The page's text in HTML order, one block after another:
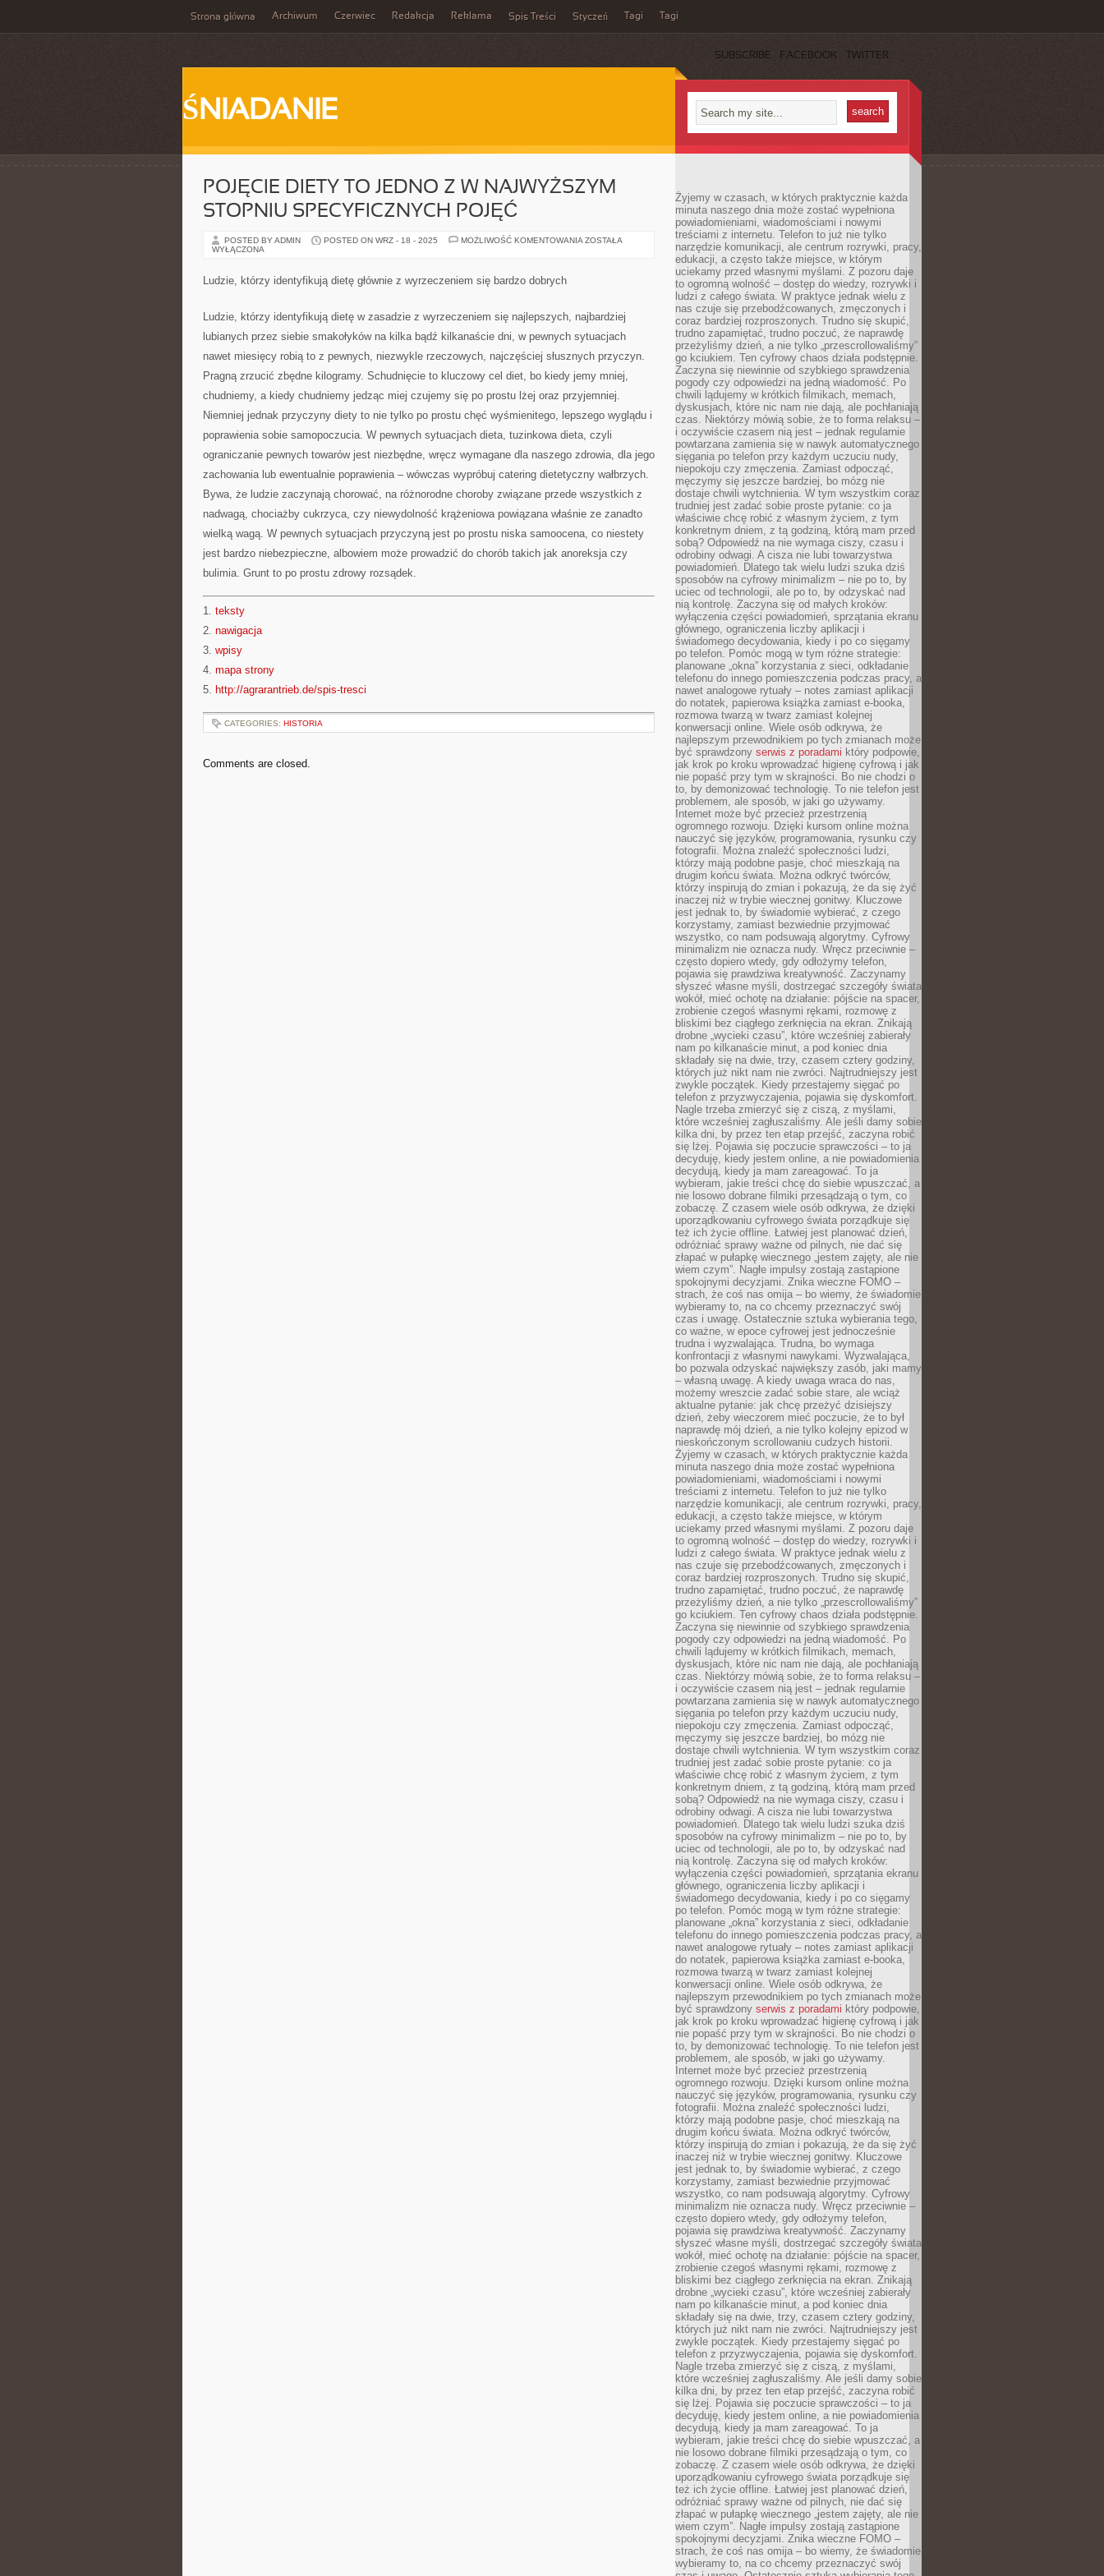
Strona główna Archiwum Czerwiec Redakcja Reklama Spis Treści Styczeń Tagi Tagi
SUBSCRIBE FACEBOOK TWITTER
ŚNIADANIE
POJĘCIE DIETY TO JEDNO Z W NAJWYŻSZYM
STOPNIU SPECYFICZNYCH POJĘĆ
POSTED BY ADMIN POSTED ON WRZ - 18 - 2025 MOŻLIWOŚĆ KOMENTOWANIA POJĘCIE
SPECYFICZNYCH
POJĘĆ
ZOSTAŁA
WYŁĄCZONA
Ludzie, którzy identyfikują dietę głównie z wyrzeczeniem się bardzo dobrych
Ludzie, którzy identyfikują dietę w zasadzie z wyrzeczeniem się najlepszych, najbardziej
lubianych przez siebie smakołyków na kilka bądź kilkanaście dni, w pewnych sytuacjach
nawet miesięcy robią to z pewnych, niezwykle rzeczowych, najczęściej słusznych przyczyn.
Pragną zrzucić zbędne kilogramy. Schudnięcie to kluczowy cel diet, bo kiedy jemy mniej,
chudniemy, a kiedy chudniemy jedząc miej czujemy się po prostu lżej oraz przyjemniej.
Niemniej jednak przyczyny diety to nie tylko po prostu chęć wyśmienitego, lepszego wyglądu i
poprawienia sobie samopoczucia. W pewnych sytuacjach dieta, tuzinkowa dieta, czyli
ograniczanie pewnych towarów jest niezbędne, wręcz wymagane dla naszego zdrowia, dla jego
zachowania lub ewentualnie poprawienia – wówczas wypróbuj catering dietetyczny wałbrzych.
Bywa, że ludzie zaczynają chorować, na różnorodne choroby związane przede wszystkich z
nadwagą, chociażby cukrzyca, czy niewydolność krążeniowa powiązana właśnie ze zanadto
wielką wagą. W pewnych sytuacjach przyczyną jest po prostu niska samoocena, co niestety
jest bardzo niebezpieczne, albowiem może prowadzić do chorób takich jak anoreksja czy
bulimia. Grunt to po prostu zdrowy rozsądek.
1. teksty
2. nawigacja
3. wpisy
4. mapa strony
5. http://agrarantrieb.de/spis-tresci
CATEGORIES: HISTORIA
Comments are closed.
Żyjemy w czasach, w których praktycznie każda
minuta naszego dnia może zostać wypełniona
powiadomieniami, wiadomościami i nowymi
treściami z internetu. Telefon to już nie tylko
narzędzie komunikacji, ale centrum rozrywki, pracy,
edukacji, a często także miejsce, w którym
uciekamy przed własnymi myślami. Z pozoru daje
to ogromną wolność – dostęp do wiedzy, rozrywki i
ludzi z całego świata. W praktyce jednak wielu z
nas czuje się przebodźcowanych, zmęczonych i
coraz bardziej rozproszonych. Trudno się skupić,
trudno zapamiętać, trudno poczuć, że naprawdę
przeżyliśmy dzień, a nie tylko „przescrollowaliśmy”
go kciukiem. Ten cyfrowy chaos działa podstępnie.
Zaczyna się niewinnie od szybkiego sprawdzenia
pogody czy odpowiedzi na jedną wiadomość. Po
chwili lądujemy w krótkich filmikach, memach,
dyskusjach, które nic nam nie dają, ale pochłaniają
czas. Niektórzy mówią sobie, że to forma relaksu –
i oczywiście czasem nią jest – jednak regularnie
powtarzana zamienia się w nawyk automatycznego
sięgania po telefon przy każdym uczuciu nudy,
niepokoju czy zmęczenia. Zamiast odpocząć,
męczymy się jeszcze bardziej, bo mózg nie
dostaje chwili wytchnienia. W tym wszystkim coraz
trudniej jest zadać sobie proste pytanie: co ja
właściwie chcę robić z własnym życiem, z tym
konkretnym dniem, z tą godziną, którą mam przed
sobą? Odpowiedź na nie wymaga ciszy, czasu i
odrobiny odwagi. A cisza nie lubi towarzystwa
powiadomień. Dlatego tak wielu ludzi szuka dziś
sposobów na cyfrowy minimalizm – nie po to, by
uciec od technologii, ale po to, by odzyskać nad
nią kontrolę. Zaczyna się od małych kroków:
wyłączenia części powiadomień, sprzątania ekranu
głównego, ograniczenia liczby aplikacji i
świadomego decydowania, kiedy i po co sięgamy
po telefon. Pomóc mogą w tym różne strategie:
planowane „okna” korzystania z sieci, odkładanie
telefonu do innego pomieszczenia podczas pracy, a
nawet analogowe rytuały – notes zamiast aplikacji
do notatek, papierowa książka zamiast e-booka,
rozmowa twarzą w twarz zamiast kolejnej
konwersacji online. Wiele osób odkrywa, że
najlepszym przewodnikiem po tych zmianach może
być sprawdzony serwis z poradami który podpowie,
jak krok po kroku wprowadzać higienę cyfrową i jak
nie popaść przy tym w skrajności. Bo nie chodzi o
to, by demonizować technologię. To nie telefon jest
problemem, ale sposób, w jaki go używamy.
Internet może być przecież przestrzenią
ogromnego rozwoju. Dzięki kursom online można
nauczyć się języków, programowania, rysunku czy
fotografii. Można znaleźć społeczności ludzi,
którzy mają podobne pasje, choć mieszkają na
drugim końcu świata. Można odkryć twórców,
którzy inspirują do zmian i pokazują, że da się żyć
inaczej niż w trybie wiecznej gonitwy. Kluczowe
jest jednak to, by świadomie wybierać, z czego
korzystamy, zamiast bezwiednie przyjmować
wszystko, co nam podsuwają algorytmy. Cyfrowy
minimalizm nie oznacza nudy. Wręcz przeciwnie –
często dopiero wtedy, gdy odłożymy telefon,
pojawia się prawdziwa kreatywność. Zaczynamy
słyszeć własne myśli, dostrzegać szczegóły świata
wokół, mieć ochotę na działanie: pójście na spacer,
zrobienie czegoś własnymi rękami, rozmowę z
bliskimi bez ciągłego zerknięcia na ekran. Znikają
drobne „wycieki czasu”, które wcześniej zabierały
nam po kilkanaście minut, a pod koniec dnia
składały się na dwie, trzy, czasem cztery godziny,
których już nikt nam nie zwróci. Najtrudniejszy jest
zwykle początek. Kiedy przestajemy sięgać po
telefon z przyzwyczajenia, pojawia się dyskomfort.
Nagle trzeba zmierzyć się z ciszą, z myślami,
które wcześniej zagłuszaliśmy. Ale jeśli damy sobie
kilka dni, by przez ten etap przejść, zaczyna robić
się lżej. Pojawia się poczucie sprawczości – to ja
decyduję, kiedy jestem online, a nie powiadomienia
decydują, kiedy ja mam zareagować. To ja
wybieram, jakie treści chcę do siebie wpuszczać, a
nie losowo dobrane filmiki przesądzają o tym, co
zobaczę. Z czasem wiele osób odkrywa, że dzięki
uporządkowaniu cyfrowego świata porządkuje się
też ich życie offline. Łatwiej jest planować dzień,
odróżniać sprawy ważne od pilnych, nie dać się
złapać w pułapkę wiecznego „jestem zajęty, ale nie
wiem czym”. Nagłe impulsy zostają zastąpione
spokojnymi decyzjami. Znika wieczne FOMO –
strach, że coś nas omija – bo wiemy, że świadomie
wybieramy to, na co chcemy przeznaczyć swój
czas i uwagę. Ostatecznie sztuka wybierania tego,
co ważne, w epoce cyfrowej jest jednocześnie
trudna i wyzwalająca. Trudna, bo wymaga
konfrontacji z własnymi nawykami. Wyzwalająca,
bo pozwala odzyskać największy zasób, jaki mamy
– własną uwagę. A kiedy uwaga wraca do nas,
możemy wreszcie zadać sobie stare, ale wciąż
aktualne pytanie: jak chcę przeżyć dzisiejszy
dzień, żeby wieczorem mieć poczucie, że to był
naprawdę mój dzień, a nie tylko kolejny epizod w
nieskończonym scrollowaniu cudzych historii.
Żyjemy w czasach, w których praktycznie każda
minuta naszego dnia może zostać wypełniona
powiadomieniami, wiadomościami i nowymi
treściami z internetu. Telefon to już nie tylko
narzędzie komunikacji, ale centrum rozrywki, pracy,
edukacji, a często także miejsce, w którym
uciekamy przed własnymi myślami. Z pozoru daje
to ogromną wolność – dostęp do wiedzy, rozrywki i
ludzi z całego świata. W praktyce jednak wielu z
nas czuje się przebodźcowanych, zmęczonych i
coraz bardziej rozproszonych. Trudno się skupić,
trudno zapamiętać, trudno poczuć, że naprawdę
przeżyliśmy dzień, a nie tylko „przescrollowaliśmy”
go kciukiem. Ten cyfrowy chaos działa podstępnie.
Zaczyna się niewinnie od szybkiego sprawdzenia
pogody czy odpowiedzi na jedną wiadomość. Po
chwili lądujemy w krótkich filmikach, memach,
dyskusjach, które nic nam nie dają, ale pochłaniają
czas. Niektórzy mówią sobie, że to forma relaksu –
i oczywiście czasem nią jest – jednak regularnie
powtarzana zamienia się w nawyk automatycznego
sięgania po telefon przy każdym uczuciu nudy,
niepokoju czy zmęczenia. Zamiast odpocząć,
męczymy się jeszcze bardziej, bo mózg nie
dostaje chwili wytchnienia. W tym wszystkim coraz
trudniej jest zadać sobie proste pytanie: co ja
właściwie chcę robić z własnym życiem, z tym
konkretnym dniem, z tą godziną, którą mam przed
sobą? Odpowiedź na nie wymaga ciszy, czasu i
odrobiny odwagi. A cisza nie lubi towarzystwa
powiadomień. Dlatego tak wielu ludzi szuka dziś
sposobów na cyfrowy minimalizm – nie po to, by
uciec od technologii, ale po to, by odzyskać nad
nią kontrolę. Zaczyna się od małych kroków:
wyłączenia części powiadomień, sprzątania ekranu
głównego, ograniczenia liczby aplikacji i
świadomego decydowania, kiedy i po co sięgamy
po telefon. Pomóc mogą w tym różne strategie:
planowane „okna” korzystania z sieci, odkładanie
telefonu do innego pomieszczenia podczas pracy, a
nawet analogowe rytuały – notes zamiast aplikacji
do notatek, papierowa książka zamiast e-booka,
rozmowa twarzą w twarz zamiast kolejnej
konwersacji online. Wiele osób odkrywa, że
najlepszym przewodnikiem po tych zmianach może
być sprawdzony serwis z poradami który podpowie,
jak krok po kroku wprowadzać higienę cyfrową i jak
nie popaść przy tym w skrajności. Bo nie chodzi o
to, by demonizować technologię. To nie telefon jest
problemem, ale sposób, w jaki go używamy.
Internet może być przecież przestrzenią
ogromnego rozwoju. Dzięki kursom online można
nauczyć się języków, programowania, rysunku czy
fotografii. Można znaleźć społeczności ludzi,
którzy mają podobne pasje, choć mieszkają na
drugim końcu świata. Można odkryć twórców,
którzy inspirują do zmian i pokazują, że da się żyć
inaczej niż w trybie wiecznej gonitwy. Kluczowe
jest jednak to, by świadomie wybierać, z czego
korzystamy, zamiast bezwiednie przyjmować
wszystko, co nam podsuwają algorytmy. Cyfrowy
minimalizm nie oznacza nudy. Wręcz przeciwnie –
często dopiero wtedy, gdy odłożymy telefon,
pojawia się prawdziwa kreatywność. Zaczynamy
słyszeć własne myśli, dostrzegać szczegóły świata
wokół, mieć ochotę na działanie: pójście na spacer,
zrobienie czegoś własnymi rękami, rozmowę z
bliskimi bez ciągłego zerknięcia na ekran. Znikają
drobne „wycieki czasu”, które wcześniej zabierały
nam po kilkanaście minut, a pod koniec dnia
składały się na dwie, trzy, czasem cztery godziny,
których już nikt nam nie zwróci. Najtrudniejszy jest
zwykle początek. Kiedy przestajemy sięgać po
telefon z przyzwyczajenia, pojawia się dyskomfort.
Nagle trzeba zmierzyć się z ciszą, z myślami,
które wcześniej zagłuszaliśmy. Ale jeśli damy sobie
kilka dni, by przez ten etap przejść, zaczyna robić
się lżej. Pojawia się poczucie sprawczości – to ja
decyduję, kiedy jestem online, a nie powiadomienia
decydują, kiedy ja mam zareagować. To ja
wybieram, jakie treści chcę do siebie wpuszczać, a
nie losowo dobrane filmiki przesądzają o tym, co
zobaczę. Z czasem wiele osób odkrywa, że dzięki
uporządkowaniu cyfrowego świata porządkuje się
też ich życie offline. Łatwiej jest planować dzień,
odróżniać sprawy ważne od pilnych, nie dać się
złapać w pułapkę wiecznego „jestem zajęty, ale nie
wiem czym”. Nagłe impulsy zostają zastąpione
spokojnymi decyzjami. Znika wieczne FOMO –
strach, że coś nas omija – bo wiemy, że świadomie
wybieramy to, na co chcemy przeznaczyć swój